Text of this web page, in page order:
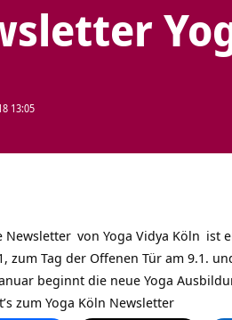
13:05
Newsletter von Yoga Vidya Köln ist
zum Tag der Offenen Tür am 9.1.
beginnt die neueYoga
zum Yoga Köln Newsletter